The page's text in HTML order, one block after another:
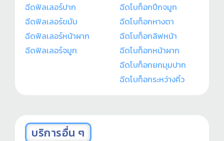
ฉีดฟิลเลอร์ปาก
ฉีดฟิลเลอร์ขมับ
ฉีดฟิลเลอร์หน้าผาก
ฉีดฟิลเลอร์จมูก
ฉีดโบท็อกปีกจมูก
ฉีดโบท็อกหางตา
ฉีดโบท็อกลิฟหน้า
ฉีดโบท็อกหน้าผาก
ฉีดโบท็อกยกมุมปาก
ฉีดโบท็อกระหว่างคิ้ว
บริการอื่น ๆ